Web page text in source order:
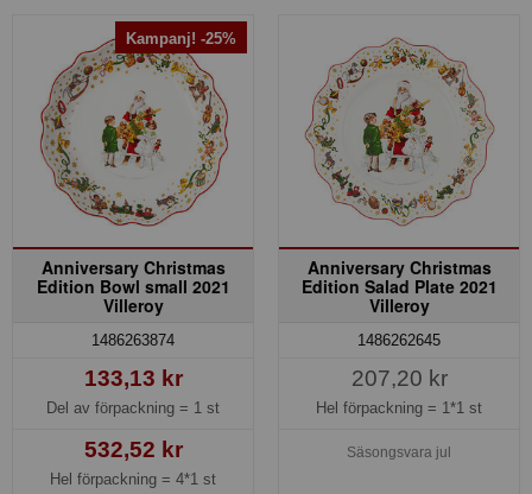
Kampanj! -25%
Anniversary Christmas
Edition Bowl small 2021
Villeroy
1486263874
133,13 kr
Del av förpackning = 1 st
532,52 kr
Hel förpackning = 4*1 st
Anniversary Christmas
Edition Salad Plate 2021
Villeroy
1486262645
207,20 kr
Hel förpackning = 1*1 st
Säsongsvara jul